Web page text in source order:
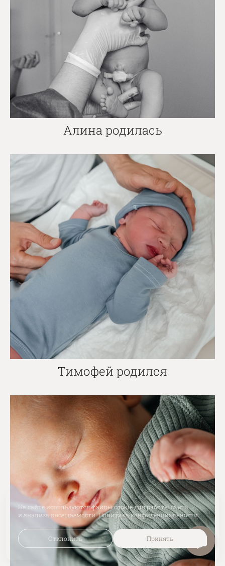
Алина родилась
Тимофей родился
На сайте используются файлы cookie для работы сайта
и анализа посещаемости.Политика конфиденциальности
Отклонить Принять